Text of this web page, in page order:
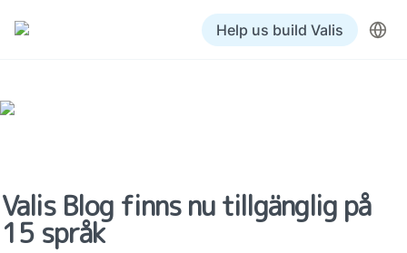
Help us build Valis
Valis Blog finns nu tillgänglig på
15 språk